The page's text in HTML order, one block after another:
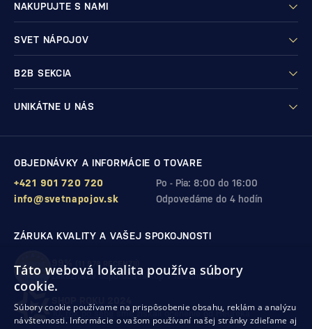
NAKUPUJTE S NAMI
SVET NÁPOJOV
B2B SEKCIA
UNIKÁTNE U NÁS
OBJEDNÁVKY A INFORMÁCIE O TOVARE
Po - Pia: 8:00 do 16:00
+421 901 720 720
Odpovedáme do 4 hodín
info@svetnapojov.sk
ZÁRUKA KVALITY A VAŠEJ SPOKOJNOSTI
99% (11 978 RECENZIÍ)
zákazníkov odporúča nákup v našom obchode
10. rok po sebesme získali ocenenie od Heureka
Táto webová lokalita používa súbory
cookie.
Súbory cookie používame na prispôsobenie obsahu, reklám a analýzu
návštevnosti. Informácie o vašom používaní našej stránky zdieľame aj